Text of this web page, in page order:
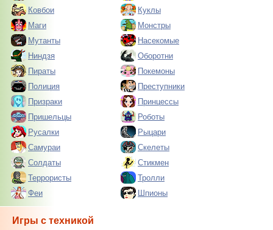
Ковбои
Куклы
Маги
Монстры
Мутанты
Насекомые
Ниндзя
Оборотни
Пираты
Покемоны
Полиция
Преступники
Призраки
Принцессы
Пришельцы
Роботы
Русалки
Рыцари
Самураи
Скелеты
Солдаты
Стикмен
Террористы
Тролли
Феи
Шпионы
Игры с техникой